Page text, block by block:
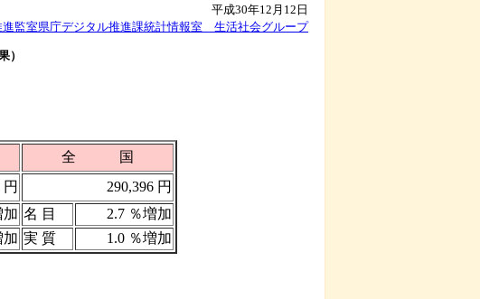
平成30年12月12日
監室県庁デジタル推進課統計情報室 生活社会グループ
）
全 国
円 290,396 円
加 名 目
2.7 ％増加
加 実 質 1.0 ％増加